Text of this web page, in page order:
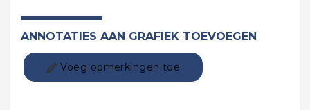
ANNOTATIES AAN GRAFIEK TOEVOEGEN
Voeg opmerkingen toe